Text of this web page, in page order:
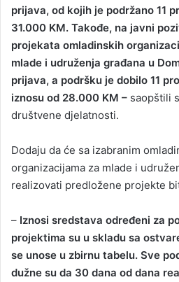
prijava, od kojih je podržano 11
31.000 KM. Takođe, na javni
projekata omladinskih
mlade i udruženja građana u
prijava, a podršku je dobilo 11
iznosu od 28.000 KM – saopštili
društvene djelatnosti.
Dodaju da će sa izabranim
organizacijama za mlade i
realizovati predložene projekte
– Iznosi sredstava određeni za
projektima su u skladu sa
se unose u zbirnu tabelu. Sve
dužne su da 30 dana od dana